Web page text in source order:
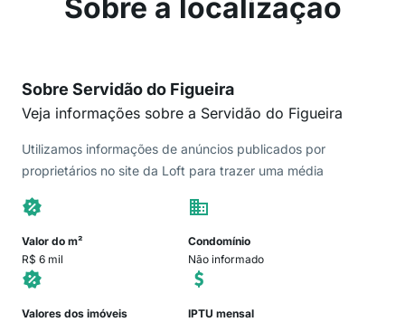
Sobre a localização
Sobre Servidão do Figueira
Veja informações sobre a Servidão do Figueira
Utilizamos informações de anúncios publicados por
proprietários no site da Loft para trazer uma média
Valor do m²
R$ 6 mil
Condomínio
Não informado
Valores dos imóveis IPTU mensal